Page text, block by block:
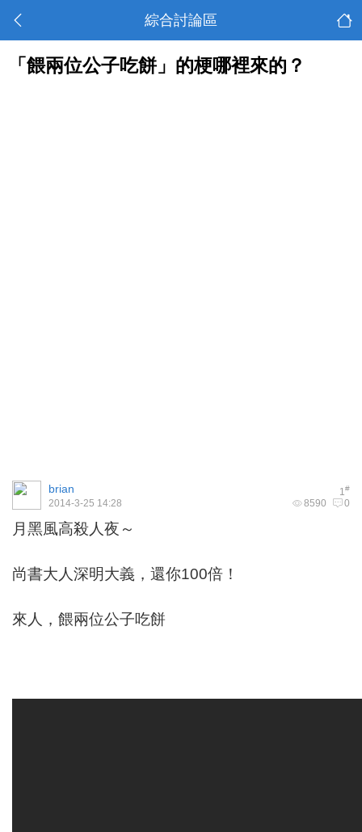
綜合討論區
「餵兩位公子吃餅」的梗哪裡來的？
1#
brian
8590 0
2014-3-25 14:28
月黑風高殺人夜～
尚書大人深明大義，還你100倍！
來人，餵兩位公子吃餅